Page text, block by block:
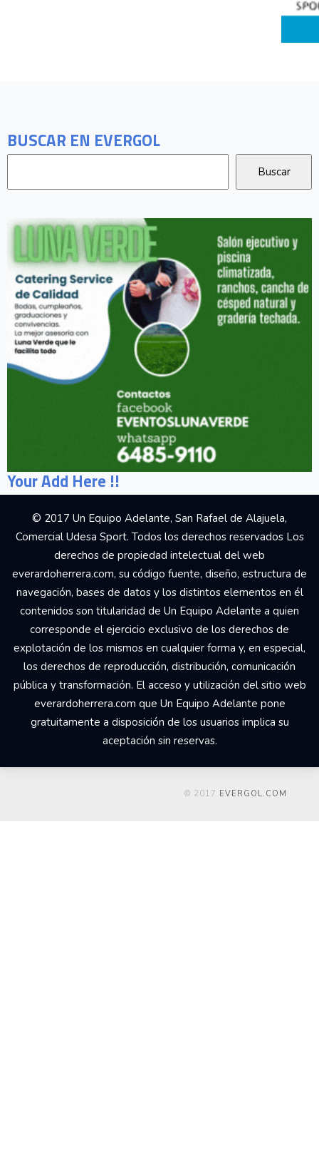
BUSCAR EN EVERGOL
Your Add Here !!
© 2017 Un Equipo Adelante, San Rafael de Alajuela,
Comercial Udesa Sport. Todos los derechos reservados Los
derechos de propiedad intelectual del web
everardoherrera.com, su código fuente, diseño, estructura de
navegación, bases de datos y los distintos elementos en él
contenidos son titularidad de Un Equipo Adelante a quien
corresponde el ejercicio exclusivo de los derechos de
explotación de los mismos en cualquier forma y, en especial,
los derechos de reproducción, distribución, comunicación
pública y transformación. El acceso y utilización del sitio web
everardoherrera.com que Un Equipo Adelante pone
gratuitamente a disposición de los usuarios implica su
aceptación sin reservas.
© 2017 EVERGOL.COM